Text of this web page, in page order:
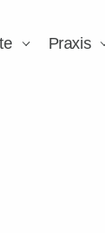
Praxis